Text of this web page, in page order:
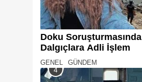
Doku Soruşturmasında
Dalgıçlara Adli İşlem
GENEL GÜNDEM
4